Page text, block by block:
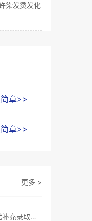
染发烫发化
章>>
章>>
更多 >
WLSA上海学校2026中考择优补充录取说明